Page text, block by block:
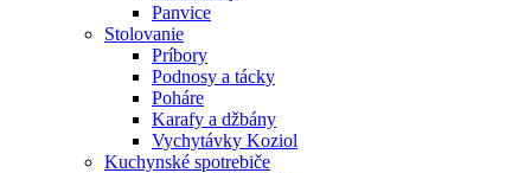
Panvice
Stolovanie
Príbory
Podnosy a tácky
Poháre
Karafy a džbány
Vychytávky Koziol
Kuchynské spotrebiče